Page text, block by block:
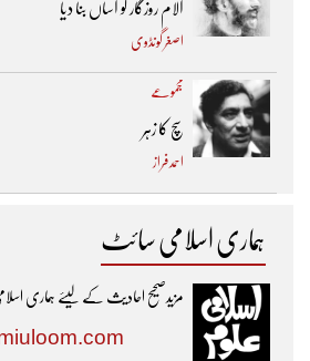
آلام روزگار کو آساں بنا دیا
اصغر گونڈوی
مجموعے
سچ کا زہر
احمد فراز
ہماری اسلامی سائٹ
مزیدصحیح احادیث کے لیئے ہماری